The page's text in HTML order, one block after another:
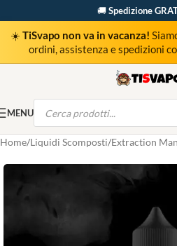
🚚Spedizione
☀️ TiSvapo non va in vacanza!
ordini, assistenza e spedizioni
MENU
Home Liquidi Scomposti Extraction